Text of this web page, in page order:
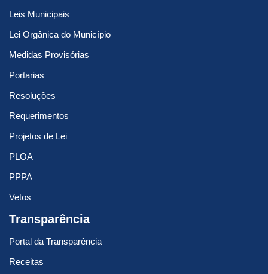
Leis Municipais
Lei Orgânica do Município
Medidas Provisórias
Portarias
Resoluções
Requerimentos
Projetos de Lei
PLOA
PPPA
Vetos
Transparência
Portal da Transparência
Receitas